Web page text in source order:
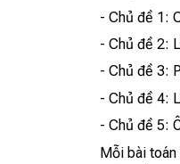
- Chủ đề 1:
- Chủ đề 2:
- Chủ đề 3:
- Chủ đề 4:
- Chủ đề 5:
Mỗi bài